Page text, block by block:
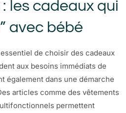
les cadeaux qui
avec bébé
de choisir des cadeaux
aux besoins immédiats de
également dans une démarche
articles comme des vêtements
permettent